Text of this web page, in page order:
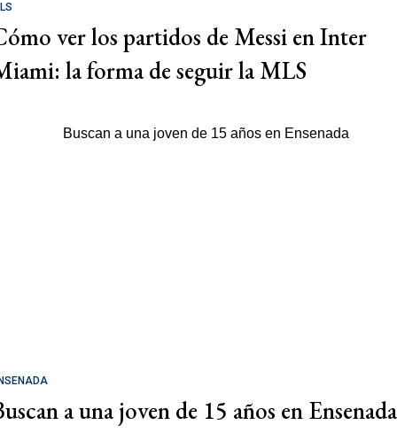
ver los partidos de Messi en Inter
la forma de seguir la MLS
a una joven de 15 años en Ensenada